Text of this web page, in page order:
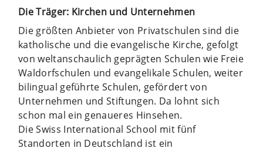
Die Träger: Kirchen und Unternehmen
Die größten Anbieter von Privatschulen sind die
katholische und die evangelische Kirche, gefolgt
von weltanschaulich geprägten Schulen wie Freie
Waldorfschulen und evangelikale Schulen, weiter
bilingual geführte Schulen, gefördert von
Unternehmen und Stiftungen. Da lohnt sich
schon mal ein genaueres Hinsehen.
Die Swiss International School mit fünf
Standorten in Deutschland ist ein